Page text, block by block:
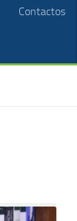
Contactos